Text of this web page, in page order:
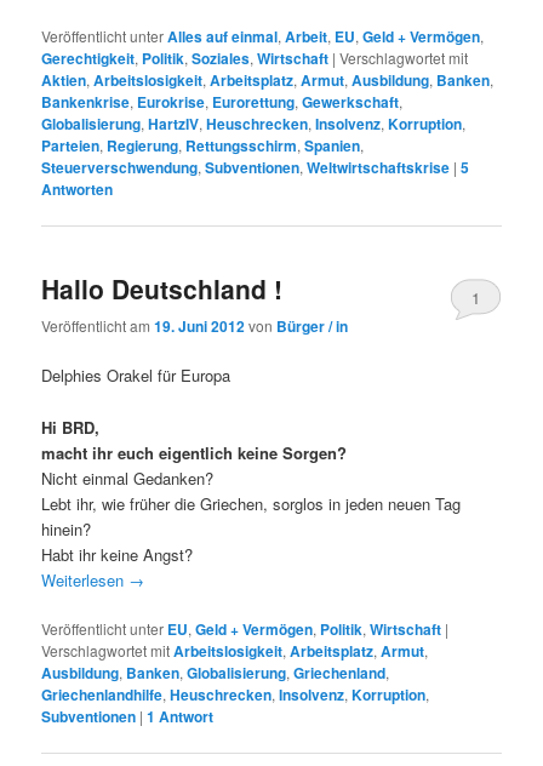
Veröffentlicht unterAlles auf einmal,Arbeit, EU,Geld + Vermögen,
Gerechtigkeit, Politik,Soziales,Wirtschaft |Verschlagwortet mit
Aktien,Arbeitslosigkeit,Arbeitsplatz,Armut,Ausbildung, Banken,
Bankenkrise, Eurokrise, Eurorettung,Gewerkschaft,
Globalisierung,HartzIV,Heuschrecken,Insolvenz,Korruption,
Parteien, Regierung, Rettungsschirm,Spanien,
Steuerverschwendung,Subventionen,Weltwirtschaftskrise |5
Antworten
Hallo Deutschland !
Veröffentlicht am19. Juni 2012von Bürger / in
1
Delphies Orakel für Europa
Hi BRD,
macht ihr euch eigentlich keine Sorgen?
Nicht einmal Gedanken?
Lebt ihr, wie früher die Griechen, sorglos in jeden neuen Tag
hinein?
Habt ihr keine Angst?
Weiterlesen →
Veröffentlicht unter EU,Geld + Vermögen, Politik,Wirtschaft |
Verschlagwortet mitArbeitslosigkeit,Arbeitsplatz,Armut,
Ausbildung, Banken,Globalisierung,Griechenland,
Griechenlandhilfe,Heuschrecken,Insolvenz,Korruption,
Subventionen |1 Antwort